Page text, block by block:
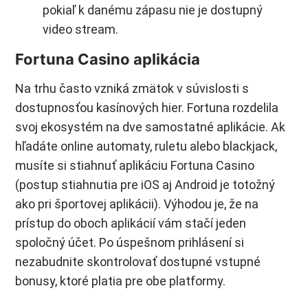
pokiaľ k danému zápasu nie je dostupný
video stream.
Fortuna Casino aplikácia
Na trhu často vzniká zmätok v súvislosti s
dostupnosťou kasínových hier. Fortuna rozdelila
svoj ekosystém na dve samostatné aplikácie. Ak
hľadáte online automaty, ruletu alebo blackjack,
musíte si stiahnuť aplikáciu Fortuna Casino
(postup stiahnutia pre iOS aj Android je totožný
ako pri športovej aplikácii). Výhodou je, že na
prístup do oboch aplikácií vám stačí jeden
spoločný účet. Po úspešnom prihlásení si
nezabudnite skontrolovať dostupné vstupné
bonusy, ktoré platia pre obe platformy.